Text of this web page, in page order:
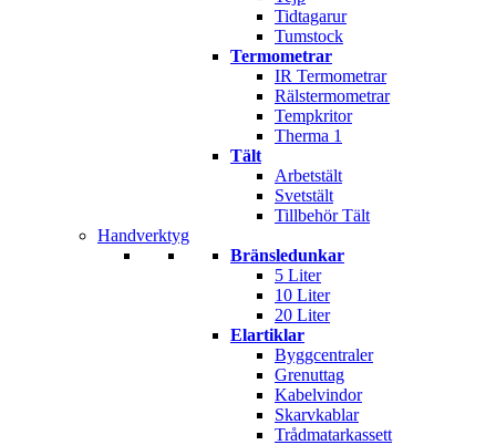
Tidtagarur
Tumstock
Termometrar
IR Termometrar
Rälstermometrar
Tempkritor
Therma 1
Tält
Arbetstält
Svetstält
Tillbehör Tält
Handverktyg
Bränsledunkar
5 Liter
10 Liter
20 Liter
Elartiklar
Byggcentraler
Grenuttag
Kabelvindor
Skarvkablar
Trådmatarkassett